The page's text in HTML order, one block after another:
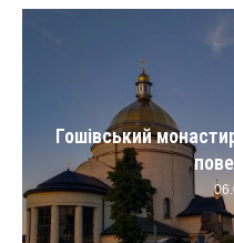
Гошівський